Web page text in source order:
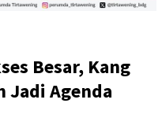
Besar, Kang
Jadi Agenda